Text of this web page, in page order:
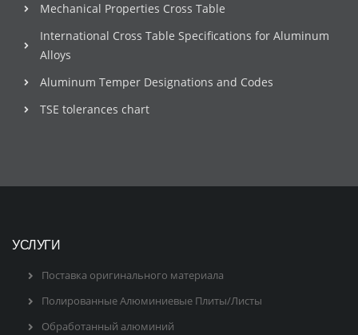
Mechanical Properties Cross Table
International Cross Table Specifications for Aluminum
Alloys
Aluminum Temper Designations and Codes
TSE tolerances chart
УСЛУГИ
Поставка оригинального материала
Полированные Алюминиевые Плиты/Листы
Обработанный алюминий